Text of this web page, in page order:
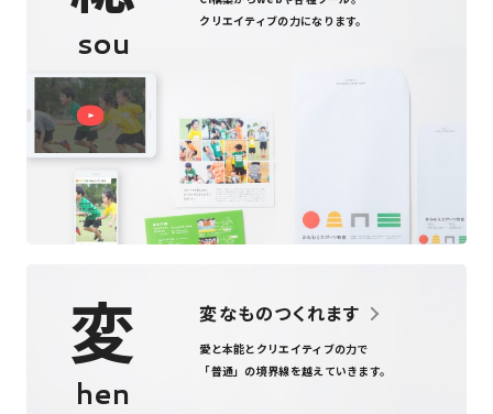
sou
クリエイティブの力になります。
変
hen
変なものつくれます
愛と本能とクリエイティブの力で
「普通」の境界線を越えていきます。